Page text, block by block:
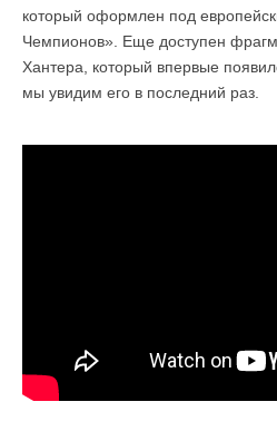
который оформлен под
Чемпионов». Еще доступен
Хантера, который впервые
мы увидим его в последний раз.